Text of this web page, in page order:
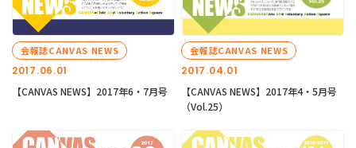
2017.06.01
会報誌CANVAS NEWS
【CANVAS NEWS】2017年6・7月号
2017.04.01
会報誌CANVAS NEWS
【CANVAS NEWS】2017年4・5月号
（Vol.25）